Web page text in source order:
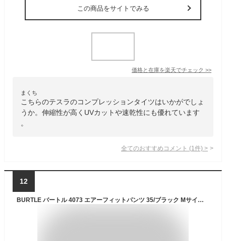
この商品をサイトでみる
価格と在庫を楽天でチェック >>
まくち
こちらのテスラのコンプレッションタイツはいかがでしょ
うか。伸縮性が高くUVカットや速乾性にも優れています
。
全てのおすすめコメント (1 件) >
12
BURTLE バートル 4073 エアーフィットパンツ 35/ブラック Mサイズ メンズ 春夏用 4070シリーズ レギンス タイツ ストレッチ 吸汗速乾 防臭 ドライ UVカット アウトドア キャンプ 釣り 作業服 作業着 ユニフォーム